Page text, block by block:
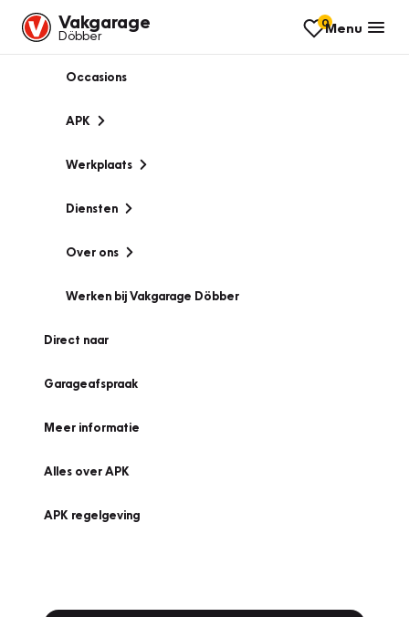
Vakgarage
Döbber
0Menu
Occasions
APK
Werkplaats
Diensten
Over ons
Werken bij Vakgarage Döbber
Direct naar
Garageafspraak
Meer informatie
Alles over APK
APK regelgeving